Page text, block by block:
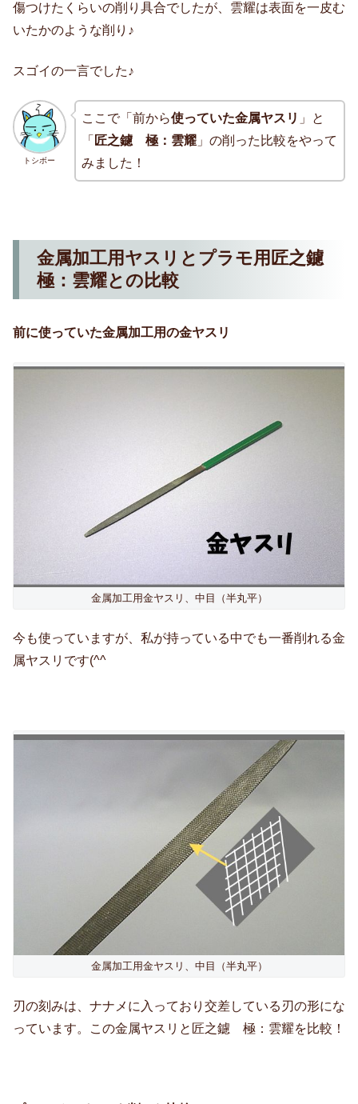
傷つけたくらいの削り具合でしたが、雲耀は表面を一皮む
いたかのような削り♪
スゴイの一言でした♪
トシボー
ここで「前から使っていた金属ヤスリ 」と
「 匠之鑢 極：雲耀」の削った比較をやって
みました！
金属加工用ヤスリとプラモ用匠之鑢
極：雲耀との比較
前に使っていた金属加工用の金ヤスリ
金属加工用金ヤスリ、中目（半丸平）
今も使っていますが、私が持っている中でも一番削れる金
属ヤスリです(^^ゞ
金属加工用金ヤスリ、中目（半丸平）
刃の刻みは、ナナメに入っており交差している刃の形にな
っています。この金属ヤスリと匠之鑢 極：雲耀を比較！